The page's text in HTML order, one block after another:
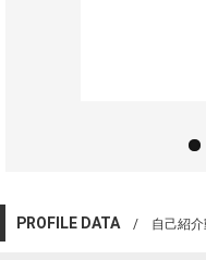
PROFILE DATA/ 自己紹介